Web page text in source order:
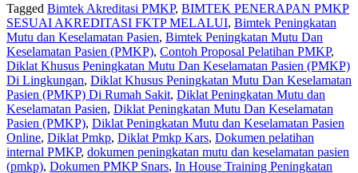
Tagged Bimtek Akreditasi PMKP, BIMTEK PENERAPAN PMKP
SESUAI AKREDITASI FKTP MELALUI, Bimtek Peningkatan
Mutu dan Keselamatan Pasien, Bimtek Peningkatan Mutu Dan
Keselamatan Pasien (PMKP), Contoh Proposal Pelatihan PMKP,
Diklat Khusus Peningkatan Mutu Dan Keselamatan Pasien (PMKP)
Di Lingkungan, Diklat Khusus Peningkatan Mutu Dan Keselamatan
Pasien (PMKP) Di Rumah Sakit, Diklat Peningkatan Mutu dan
Keselamatan Pasien, Diklat Peningkatan Mutu Dan Keselamatan
Pasien (PMKP), Diklat Peningkatan Mutu dan Keselamatan Pasien
Online, Diklat Pmkp, Diklat Pmkp Kars, Dokumen pelatihan
internal PMKP, dokumen peningkatan mutu dan keselamatan pasien
(pmkp), Dokumen PMKP Snars, In House Training Peningkatan